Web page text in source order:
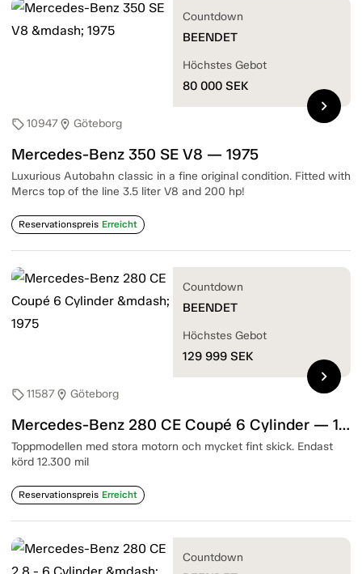
sell10947location_on Göteborg
Mercedes-Benz 350 SE V8 — 1975
Luxurious Autobahn classic in a fine original condition. Fitted with
Mercs top of the line 3.5 liter V8 and 200 hp!
Reservationspreis Erreicht
Countdown
BEENDET
Höchstes Gebot
80 000 SEK
chevron_right
sell11587location_on Göteborg
Mercedes-Benz 280 CE Coupé 6 Cylinder — 1975
Toppmodellen med stora motorn och mycket fint skick. Endast
körd 12.300 mil
Reservationspreis Erreicht
Countdown
BEENDET
Höchstes Gebot
129 999 SEK
chevron_right
Countdown